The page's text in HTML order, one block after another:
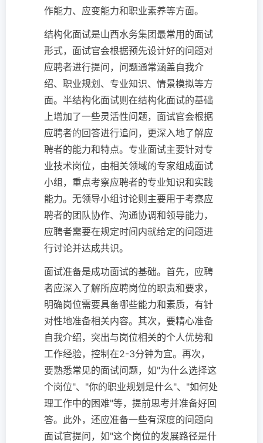
作能力、应变能力和职业素养等方面。
结构化面试是山西水务集团最常用的面试
形式，面试官会根据预先设计好的问题对
应聘者进行提问，问题通常涵盖自我介
绍、职业规划、专业知识、情景模拟等方
面。半结构化面试则在结构化面试的基础
上增加了一些灵活性问题，面试官会根据
应聘者的回答进行追问，更深入地了解应
聘者的能力和特点。专业面试主要针对专
业技术岗位，由相关领域的专家组成面试
小组，重点考察应聘者的专业知识和实践
能力。无领导小组讨论则主要用于考察应
聘者的团队协作、沟通协调和领导能力，
应聘者需要在规定时间内就给定的问题进
行讨论并达成共识。
面试准备是成功面试的基础。首先，应聘
者应深入了解所应聘岗位的职责和要求，
明确岗位需要具备哪些能力和素质，有针
对性地准备相关内容。其次，要精心准备
自我介绍，突出与岗位相关的个人优势和
工作经验，控制在2-3分钟为宜。再次，
要熟悉常见的面试问题，如"为什么选择这
个岗位"、"你的职业规划是什么"、"如何处
理工作中的困难"等，提前思考并准备好回
答。此外，还应准备一些有深度的问题向
面试官提问，如"这个岗位的发展路径是什